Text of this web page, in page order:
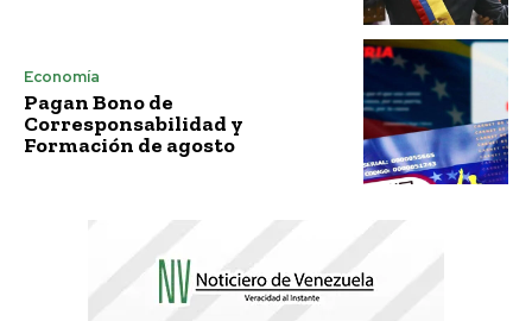
Economía
Pagan Bono de
Corresponsabilidad y
Formación de agosto